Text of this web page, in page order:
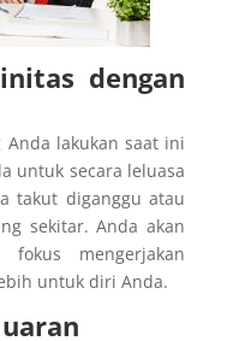
dengan
Anda lakukan saat ini
untuk secara leluasa
takut diganggu atau
sekitar. Anda akan
fokus mengerjakan
untuk diri Anda.